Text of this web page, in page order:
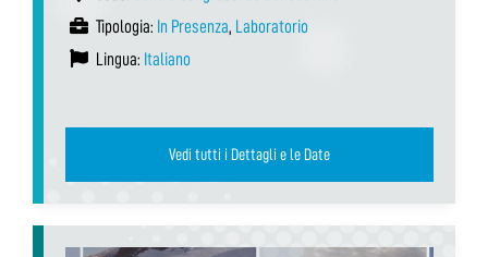
Tipologia: In Presenza, Laboratorio
Lingua: Italiano
Vedi tutti i Dettagli e le Date